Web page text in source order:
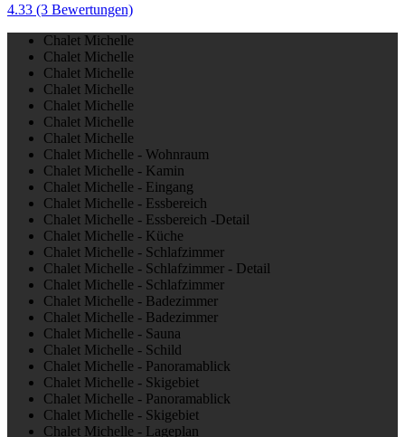
4.33 (3 Bewertungen)
Chalet Michelle
Chalet Michelle
Chalet Michelle
Chalet Michelle
Chalet Michelle
Chalet Michelle
Chalet Michelle
Chalet Michelle - Wohnraum
Chalet Michelle - Kamin
Chalet Michelle - Eingang
Chalet Michelle - Essbereich
Chalet Michelle - Essbereich -Detail
Chalet Michelle - Küche
Chalet Michelle - Schlafzimmer
Chalet Michelle - Schlafzimmer - Detail
Chalet Michelle - Schlafzimmer
Chalet Michelle - Badezimmer
Chalet Michelle - Badezimmer
Chalet Michelle - Sauna
Chalet Michelle - Schild
Chalet Michelle - Panoramablick
Chalet Michelle - Skigebiet
Chalet Michelle - Panoramablick
Chalet Michelle - Skigebiet
Chalet Michelle - Lageplan